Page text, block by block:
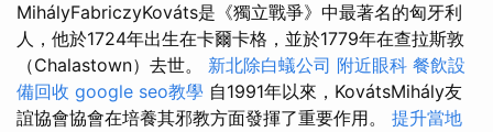
MihályFabriczyKováts是《獨立戰爭》中最著名的匈牙利
人，他於1724年出生在卡爾卡格，並於1779年在查拉斯敦
（Chalastown）去世。 新北除白蟻公司 附近眼科 餐飲設
備回收 google seo教學 自1991年以來，KovátsMihály友
誼協會協會在培養其邪教方面發揮了重要作用。 提升當地